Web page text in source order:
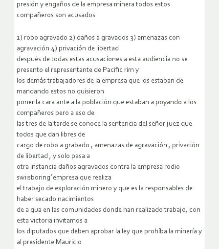
presión y engaños de la empresa minera todos estos
compañeros son acusados
1) robo agravado 2) daños a gravados 3) amenazas con
agravación 4) privación de libertad
después de todas estas acusaciones a esta audiencia no se
presento el representante de Pacific rim y
los demás trabajadores de la empresa que los estaban de
mandando estos no quisieron
poner la cara ante a la población que estaban a poyando a los
compañeros pero a eso de
las tres de la tarde se conoce la sentencia del señor juez que
todos que dan libres de
cargo de robo a grabado , amenazas de agravación , privación
de libertad , y solo pasa a
otra instancia daños agravados contra la empresa rodio
swiisboring´empresa que realiza
el trabajo de exploración minero y que es la responsables de
haber secado nacimientos
de a gua en las comunidades donde han realizado trabajo, con
esta victoria invitamos a
los diputados que deben aprobar la ley que prohíba la minería y
al presidente Mauricio